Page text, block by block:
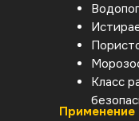
Класс
Применение